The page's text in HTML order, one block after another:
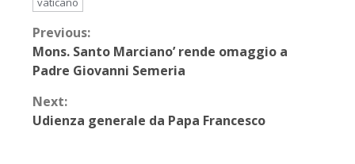
Previous:
Mons. Santo Marciano’ rende omaggio a
Padre Giovanni Semeria
Next:
Udienza generale da Papa Francesco